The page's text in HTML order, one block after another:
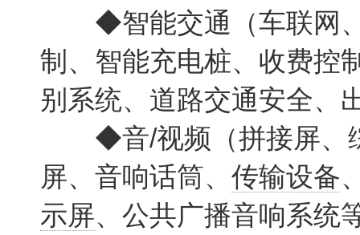
◆智能交通（车联网、
制、智能充电桩、收费控
别系统、道路交通安全、
◆音/视频（拼接屏、综
屏、音响话筒、 传输设备
示屏、公共广播音响系统